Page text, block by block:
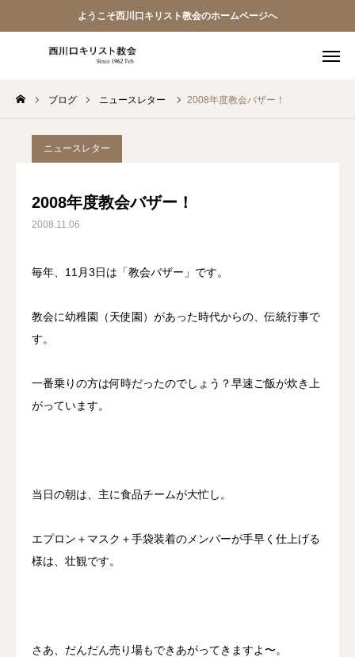
ようこそ西川口キリスト教会のホームページへ
ブログ ニュースレター 2008年度教会バザー！
ニュースレター
2008年度教会バザー！
2008.11.06
毎年、11月3日は「教会バザー」です。
教会に幼稚園（天使園）があった時代からの、伝統行事で
す。
一番乗りの方は何時だったのでしょう？早速ご飯が炊き上
がっています。
当日の朝は、主に食品チームが大忙し。
エプロン＋マスク＋手袋装着のメンバーが手早く仕上げる
様は、壮観です。
さあ、だんだん売り場もできあがってきますよ〜。
教会員ページ
ようこそ桜並木の教会へ
西川口キリスト教会 信仰告白
案内･地図